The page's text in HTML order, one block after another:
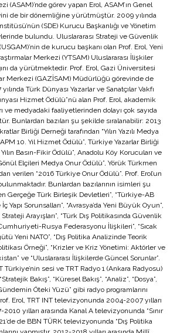
(ASAM)’nde görev yapan Erol, ASAM’ın Genel
de bir dönemliğine yürütmüştür. 2009 yılında
(SDE) Kurucu Başkanlığı ve Yönetim
bulundu. Uluslararası Strateji ve Güvenlik
de kurucu başkanı olan Prof. Erol, Yeni
Merkezi (YTSAM) Uluslararası İlişkiler
da yürütmektedir. Prof. Erol, Gazi Üniversitesi
Merkezi (GAZİSAM) Müdürlüğü görevinde de
Türk Dünyası Yazarlar ve Sanatçılar Vakfı
Hizmet Ödülü”nü alan Prof. Erol, akademik
ve medyadaki faaliyetlerinden dolayı çok sayıda
Bunlardan bazıları şu şekilde sıralanabilir: 2013
Birliği Derneği tarafından “Yılın Yazılı Medya
10. Yıl Hizmet Ödülü”, Türkiye Yazarlar Birliği
Basın-Fikir Ödülü”, Anadolu Köy Korucuları ve
Elçileri Medya Onur Ödülü”, Yörük Türkmen
verilen “2016 Türkiye Onur Ödülü”. Prof. Erol’un
Bunlardan bazılarının isimleri şu
Gerçeğe Türk Birleşik Devletleri”, “Türkiye-AB
Yapı Sorunsalları”, “Avrasya’da Yeni Büyük Oyun”,
Strateji Arayışları”, “Türk Dış Politikasında Güvenlik
Rusya Federasyonu İlişkileri”, “Sıcak
Yeni NATO”, “Dış Politika Analizinde Teorik
Örneği”, “Krizler ve Kriz Yönetimi: Aktörler ve
ve “Uluslararası İlişkilerde Güncel Sorunlar”.
Türkiye’nin sesi ve TRT Radyo 1 (Ankara Radyosu)
Bakış”, “Küresel Bakış”, “Analiz”, “Dosya”,
Öteki Yüzü” gibi radyo programlarını
Erol, TRT INT televizyonunda 2004-2007 yılları
2010 yılları arasında Kanal A televizyonunda “Sınır
de BBN TÜRK televizyonunda “Dış Politika